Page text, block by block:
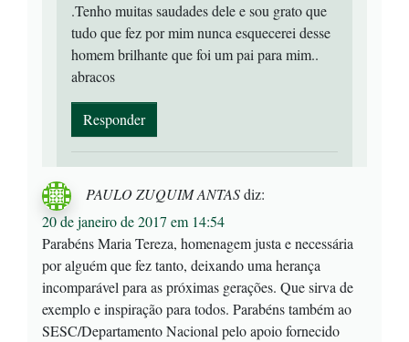
.Tenho muitas saudades dele e sou grato que
tudo que fez por mim nunca esquecerei desse
homem brilhante que foi um pai para mim..
abracos
Responder
PAULO ZUQUIM ANTASdiz:
20 de janeiro de 2017 em 14:54
Parabéns Maria Tereza, homenagem justa e necessária
por alguém que fez tanto, deixando uma herança
incomparável para as próximas gerações. Que sirva de
exemplo e inspiração para todos. Parabéns também ao
SESC/Departamento Nacional pelo apoio fornecido